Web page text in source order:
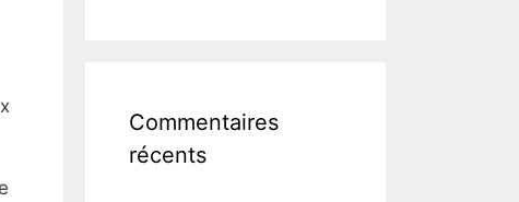
Commentaires
récents